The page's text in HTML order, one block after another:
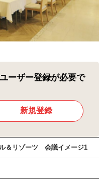
ーザー登録が必要で
新規登録
＆リゾーツ 会議イメージ1